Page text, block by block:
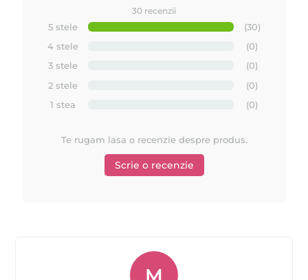
30 recenzii
5 stele
(30)
4 stele
(0)
3 stele
(0)
2 stele
(0)
1 stea
(0)
Te rugam lasa o recenzie despre produs.
Scrie o recenzie
M